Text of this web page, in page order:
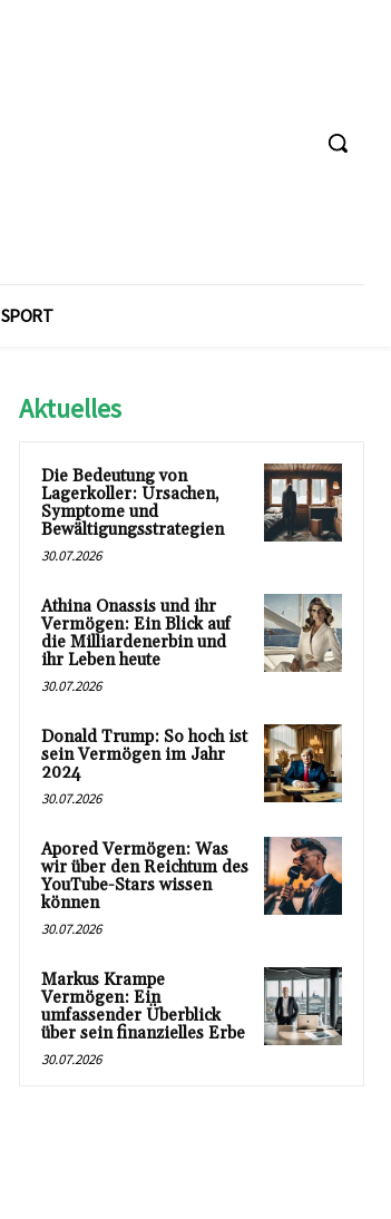
SPORT
Aktuelles
Die Bedeutung von
Lagerkoller: Ursachen,
Symptome und
Bewältigungsstrategien
30.07.2026
Athina Onassis und ihr
Vermögen: Ein Blick auf
die Milliardenerbin und
ihr Leben heute
30.07.2026
Donald Trump: So hoch ist
sein Vermögen im Jahr
2024
30.07.2026
Apored Vermögen: Was
wir über den Reichtum des
YouTube-Stars wissen
können
30.07.2026
Markus Krampe
Vermögen: Ein
umfassender Überblick
über sein finanzielles Erbe
30.07.2026